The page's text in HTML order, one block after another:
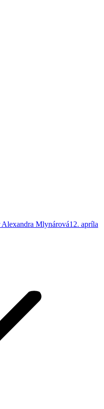
Alexandra Mlynárová12. apríla